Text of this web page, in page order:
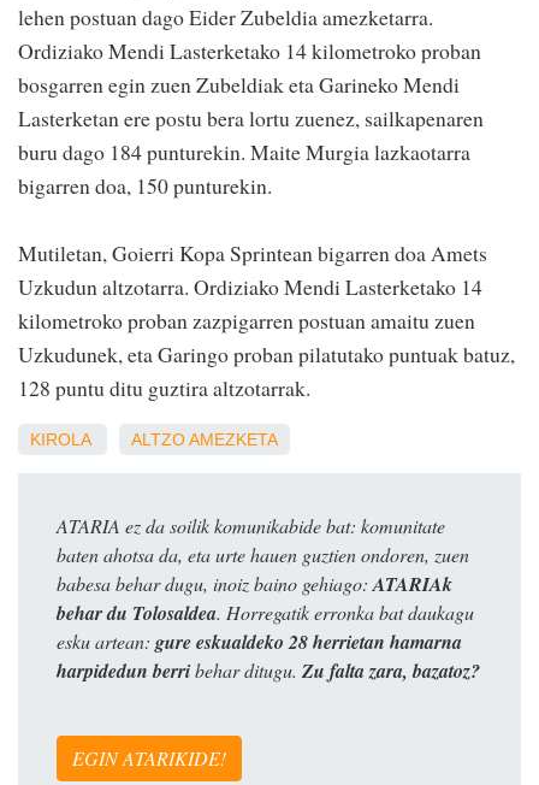
lehen postuan dago Eider Zubeldia amezketarra.
Ordiziako Mendi Lasterketako 14 kilometroko proban
bosgarren egin zuen Zubeldiak eta Garineko Mendi
Lasterketan ere postu bera lortu zuenez, sailkapenaren
buru dago 184 punturekin. Maite Murgia lazkaotarra
bigarren doa, 150 punturekin.
Mutiletan, Goierri Kopa Sprintean bigarren doa Amets
Uzkudun altzotarra. Ordiziako Mendi Lasterketako 14
kilometroko proban zazpigarren postuan amaitu zuen
Uzkudunek, eta Garingo proban pilatutako puntuak batuz,
128 puntu ditu guztira altzotarrak.
KIROLA ALTZOAMEZKETA
ATARIA ez da soilik komunikabide bat: komunitate
baten ahotsa da, eta urte hauen guztien ondoren, zuen
babesa behar dugu, inoiz baino gehiago:ATARIAk
behar du Tolosaldea. Horregatik erronka bat daukagu
esku artean: gure eskualdeko 28 herrietan hamarna
harpidedun berribehar ditugu. Zu falta zara, bazatoz?
EGIN ATARIKIDE!